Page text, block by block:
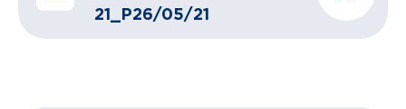
21_P26/05/21